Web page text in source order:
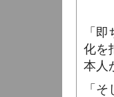
「
化を
本人
「